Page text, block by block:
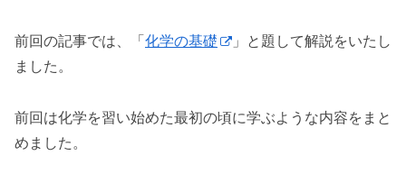
前回の記事では、「化学の基礎
」と題して解説をいたし
ました。
前回は化学を習い始めた最初の頃に学ぶような内容をまと
めました。